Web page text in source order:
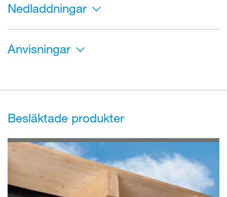
Nedladdningar
Anvisningar
Besläktade produkter